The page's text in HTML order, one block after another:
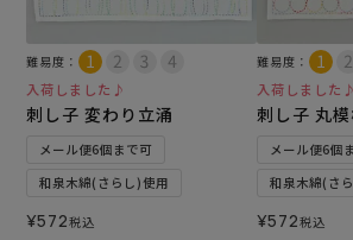
難易度：
入荷しました♪
刺し子 変わり立涌
メール便6個まで可
和泉木綿(さらし)使用
¥572税込
難易度：
入荷しました♪
刺し子 丸
メール便6個
和泉木綿(さ
¥572税込